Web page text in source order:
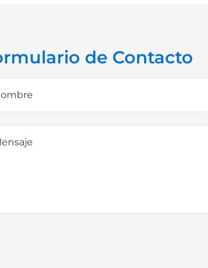
de Contacto